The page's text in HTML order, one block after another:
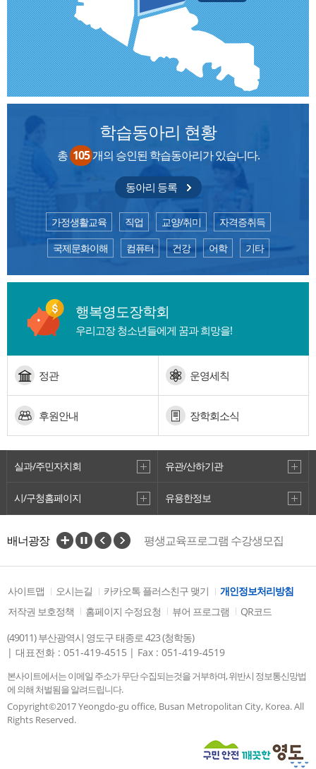
학습동아리 현황
총 105개의 승인된 학습동아리가있습니다.
동아리 등록
가정생활교육 직업 교양/취미
자격증취득
국제문화이해
컴퓨터 건강 어학 기타
행복영도장학회
우리고장 청소년들에게 꿈과 희망을!
정관 운영세칙
후원안내 장학회소식
실과/주민자치회 유관/산하기관
시/구청홈페이지 유용한정보
배너광장 평생교육프로그램 수강생모집
사이트맵 오시는길 카카오톡 플러스친구 맺기
개인정보처리방침
저작권 보호정책
홈페이지 수정요청 뷰어 프로그램
QR코드
(49011) 부산광역시 영도구 태종로 423 (청학동)
| 대표전화 : 051-419-4515 | Fax : 051-419-4519
본사이트에서는 이메일 주소가 무단 수집되는것을 거부하며, 위반시 정보통신망법
에 의해 처벌됨을 알려드립니다.
Copyright©2017 Yeongdo-gu office, Busan Metropolitan City, Korea. All
Rights Reserved.